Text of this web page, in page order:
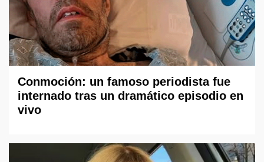
Conmoción: un famoso periodista fue
internado tras un dramático episodio en
vivo